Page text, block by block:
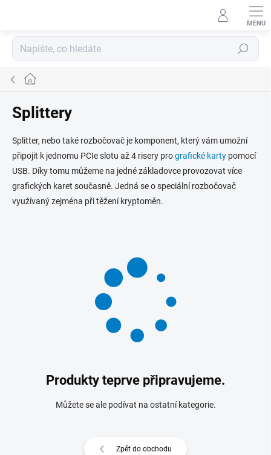
Hledat
Domů
Splittery
Splitter, nebo také rozbočovač je komponent, který vám umožní
připojit k jednomu PCIe slotu až 4 risery prografické karty pomocí
USB. Díky tomu můžeme na jedné základovce provozovat více
grafických karet současně. Jedná se o speciální rozbočovač
využívaný zejména při těžení kryptoměn.
Produkty teprve připravujeme.
Můžete se ale podívat na ostatní kategorie.
Zpět do obchodu